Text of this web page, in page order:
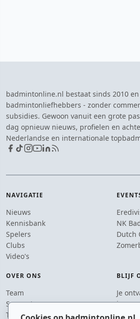
badmintonline.nl bestaat sinds 2010
badmintonliefhebbers - zonder
subsidies. Gewoon vanuit een grote
dag opnieuw nieuws, profielen en
Nederlandse en internationale
NAVIGATIE
Nieuws
Kennisbank
Spelers
Clubs
Video's
NK
Dutch
OVER ONS
Team
Supporters
Tip de redactie
BLIJF
Je
jaar